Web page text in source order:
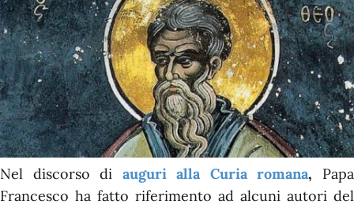
Nel discorso di auguri alla Curia romana, Papa
Francesco ha fatto riferimento ad alcuni autori del